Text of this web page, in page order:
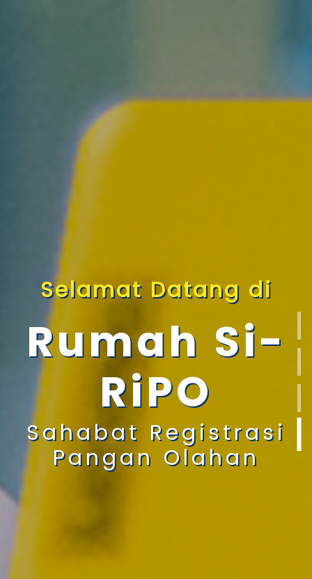
Selamat Datang di
Rumah Si-
RiPO
Sahabat Registrasi
Pangan Olahan